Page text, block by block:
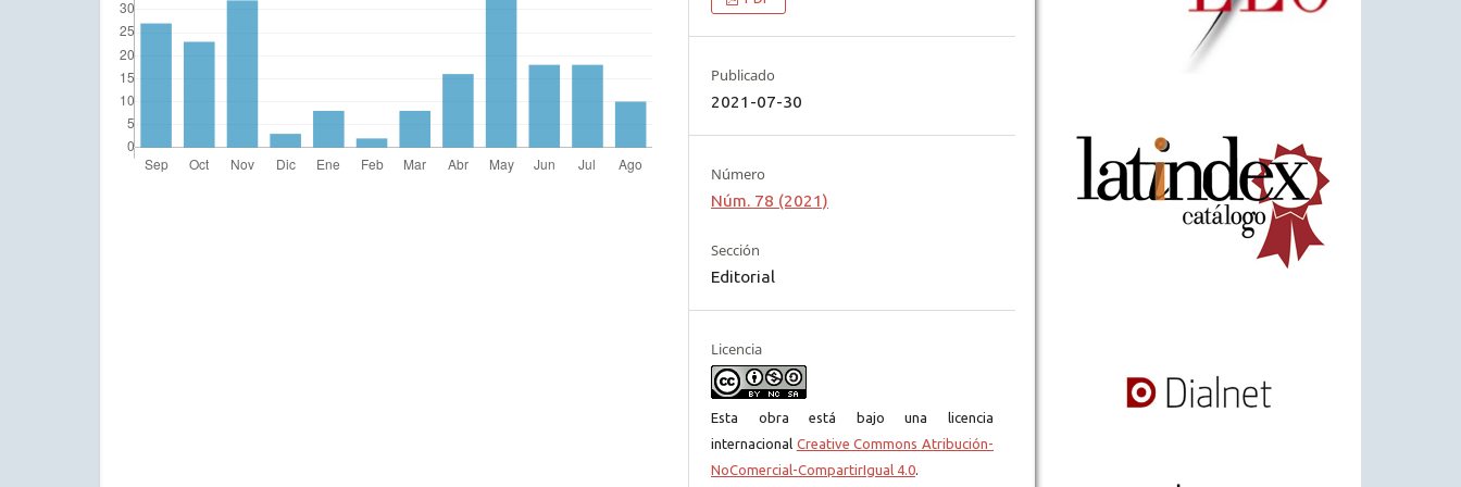
Publicado
2021-07-30
Número
Núm. 78 (2021)
Sección
Editorial
Licencia
Esta obra está bajo una licencia
internacional Creative Commons Atribución-
NoComercial-CompartirIgual 4.0.